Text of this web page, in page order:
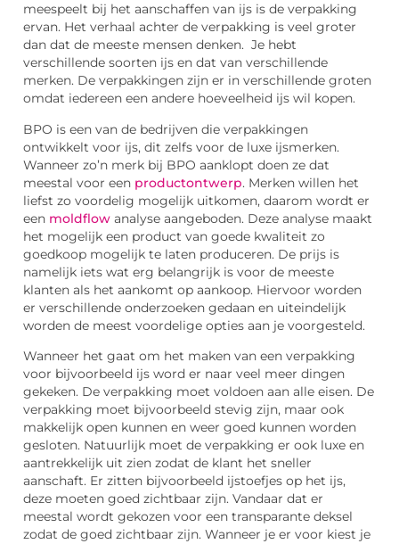
meespeelt bij het aanschaffen van ijs is de verpakking
ervan. Het verhaal achter de verpakking is veel groter
dan dat de meeste mensen denken. Je hebt
verschillende soorten ijs en dat van verschillende
merken. De verpakkingen zijn er in verschillende groten
omdat iedereen een andere hoeveelheid ijs wil kopen.
BPO is een van de bedrijven die verpakkingen
ontwikkelt voor ijs, dit zelfs voor de luxe ijsmerken.
Wanneer zo’n merk bij BPO aanklopt doen ze dat
meestal voor een productontwerp. Merken willen het
liefst zo voordelig mogelijk uitkomen, daarom wordt er
een moldflow analyse aangeboden. Deze analyse maakt
het mogelijk een product van goede kwaliteit zo
goedkoop mogelijk te laten produceren. De prijs is
namelijk iets wat erg belangrijk is voor de meeste
klanten als het aankomt op aankoop. Hiervoor worden
er verschillende onderzoeken gedaan en uiteindelijk
worden de meest voordelige opties aan je voorgesteld.
Wanneer het gaat om het maken van een verpakking
voor bijvoorbeeld ijs word er naar veel meer dingen
gekeken. De verpakking moet voldoen aan alle eisen. De
verpakking moet bijvoorbeeld stevig zijn, maar ook
makkelijk open kunnen en weer goed kunnen worden
gesloten. Natuurlijk moet de verpakking er ook luxe en
aantrekkelijk uit zien zodat de klant het sneller
aanschaft. Er zitten bijvoorbeeld ijstoefjes op het ijs,
deze moeten goed zichtbaar zijn. Vandaar dat er
meestal wordt gekozen voor een transparante deksel
zodat de goed zichtbaar zijn. Wanneer je er voor kiest je